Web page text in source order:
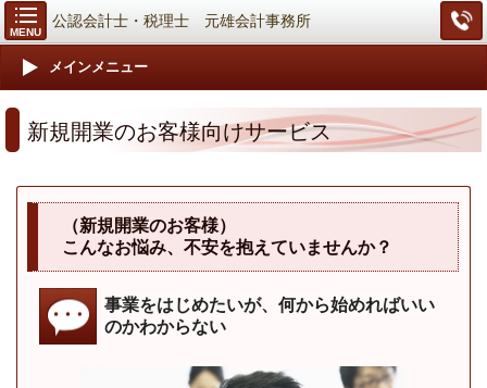
MENU
公認会計士・税理士 元雄会計事務所
メインメニュー
新規開業のお客様向けサービス
（新規開業のお客様）
こんなお悩み、不安を抱えていませんか？
事業をはじめたいが、何から始めればいい
のかわからない